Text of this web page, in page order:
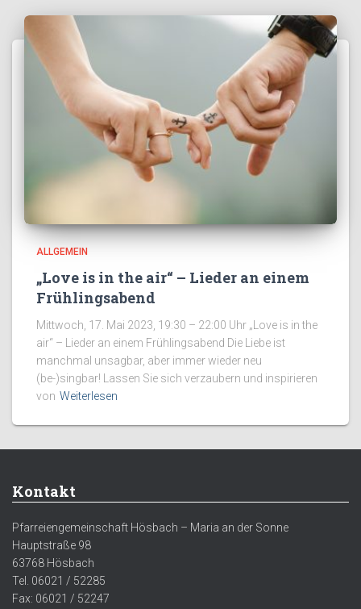
ALLGEMEIN
„Love is in the air“ – Lieder an einem
Frühlingsabend
Mittwoch, 17. Mai 2023, 19:30 – 22:00 Uhr „Love is in the
air“ – Lieder an einem Frühlingsabend Die Liebe ist
manchmal unsagbar, aber immer wieder neu
(be-)singbar! Lassen Sie sich verzaubern und inspirieren
von Weiterlesen
Kontakt
Pfarreiengemeinschaft Hösbach – Maria an der Sonne
Hauptstraße 98
63768 Hösbach
Tel. 06021 / 52285
Fax: 06021 / 52247